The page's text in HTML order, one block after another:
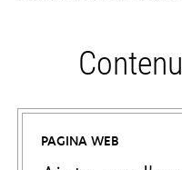
PAGINA WEB